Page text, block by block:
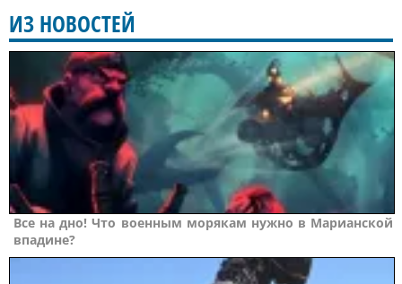
ИЗ НОВОСТЕЙ
Все на дно! Что военным морякам нужно в Марианской
впадине?